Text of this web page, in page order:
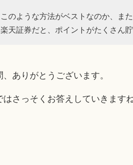
このような方法がベストなのか、ま
楽天証券だと、ポイントがたくさん
、ありがとうございます。
はさっそくお答えしていきますね